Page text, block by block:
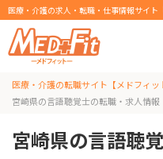
医療・介護の求人・転職・仕事情報サイト
医療・介護の転職サイト【メドフィッ
宮崎県の言語聴覚士の転職・求人情報
宮崎県の言語聴